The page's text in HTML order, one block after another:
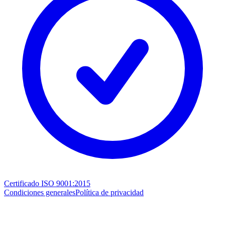
Certificado ISO 9001:2015
Condiciones generalesPolítica de privacidad